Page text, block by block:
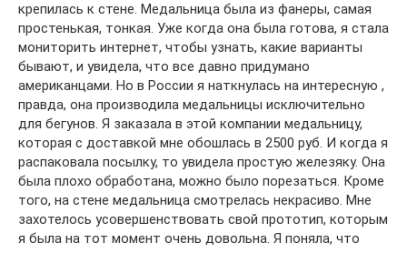
крепилась к стене. Медальница была из фанеры, самая
простенькая, тонкая. Уже когда она была готова, я стала
мониторить интернет, чтобы узнать, какие варианты
бывают, и увидела, что все давно придумано
американцами. Но в России я наткнулась на интересную ,
правда, она производила медальницы исключительно
для бегунов. Я заказала в этой компании медальницу,
которая с доставкой мне обошлась в 2500 руб. И когда я
распаковала посылку, то увидела простую железяку. Она
была плохо обработана, можно было порезаться. Кроме
того, на стене медальница смотрелась некрасиво. Мне
захотелось усовершенствовать свой прототип, которым
я была на тот момент очень довольна. Я поняла, что